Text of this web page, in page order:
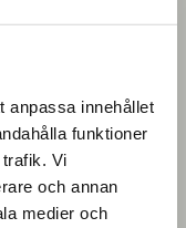
anpassa innehållet
funktioner
Vi
och annan
medier och